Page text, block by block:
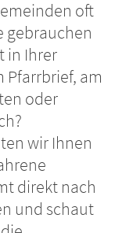
oft
gebrauchen
in Ihrer
Pfarrbrief, am
oder
wir Ihnen
direkt nach
und schaut